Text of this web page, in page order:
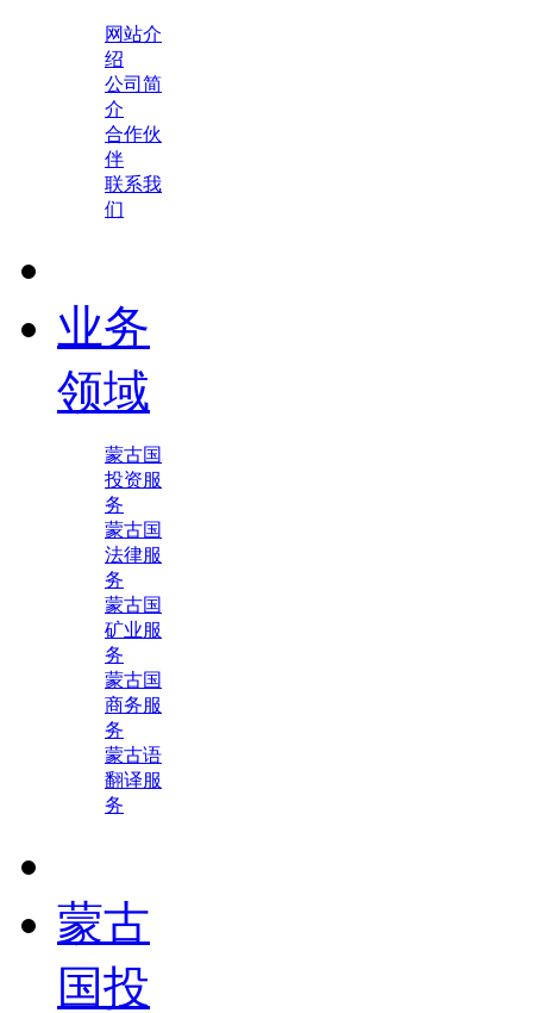
网站介
绍
公司简
介
合作伙
伴
联系我
们
业务
领域
蒙古国
投资服
务
蒙古国
法律服
务
蒙古国
矿业服
务
蒙古国
商务服
务
蒙古语
翻译服
务
蒙古
国投